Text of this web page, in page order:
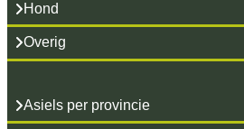
Hond
Overig
Asiels per provincie